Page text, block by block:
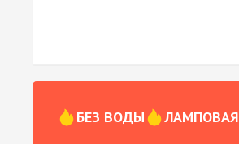
БЕЗ ВОДЫ